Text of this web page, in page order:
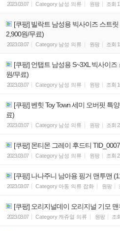
2023.03.07 Category 남성 의류 원팡 조회
[쿠팡] 빌락트 남성용 빅사이즈 스트
2,900원/무료)
2023.03.07 Category 남성 의류 원팡 조회
[쿠팡] 언탭트 남성용 S~3XL 빅사이
원/무료)
2023.03.07 Category 남성 의류 원팡 조회
[쿠팡] 벤힛 Toy Town 세미 오버핏 특
료)
2023.03.07 Category 남성 의류 원팡 조회
[쿠팡] 몬티몬 그레이 후드티
2023.03.07 Category 남성 의류 원팡 조회
[쿠팡] 나나주니 남아용 핑거 맨투맨
2023.03.07 Category 아동 의류 잡화 원팡
[쿠팡] 오리지널데이 오리지널 기모
2023.03.07 Category 캐쥬얼 의류 원팡 조